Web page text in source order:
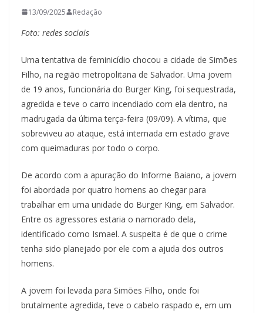
13/09/2025 Redação
Foto: redes sociais
Uma tentativa de feminicídio chocou a cidade de Simões
Filho, na região metropolitana de Salvador. Uma jovem
de 19 anos, funcionária do Burger King, foi sequestrada,
agredida e teve o carro incendiado com ela dentro, na
madrugada da última terça-feira (09/09). A vítima, que
sobreviveu ao ataque, está internada em estado grave
com queimaduras por todo o corpo.
De acordo com a apuração do Informe Baiano, a jovem
foi abordada por quatro homens ao chegar para
trabalhar em uma unidade do Burger King, em Salvador.
Entre os agressores estaria o namorado dela,
identificado como Ismael. A suspeita é de que o crime
tenha sido planejado por ele com a ajuda dos outros
homens.
A jovem foi levada para Simões Filho, onde foi
brutalmente agredida, teve o cabelo raspado e, em um